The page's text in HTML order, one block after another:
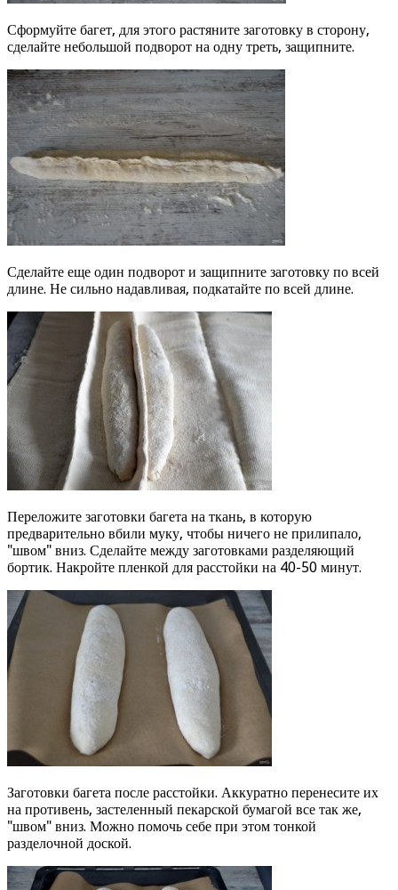
Сформуйте багет, для этого растяните заготовку в сторону,
сделайте небольшой подворот на одну треть, защипните.
Сделайте еще один подворот и защипните заготовку по всей
длине. Не сильно надавливая, подкатайте по всей длине.
Переложите заготовки багета на ткань, в которую
предварительно вбили муку, чтобы ничего не прилипало,
"швом" вниз. Сделайте между заготовками разделяющий
бортик. Накройте пленкой для расстойки на 40-50 минут.
Заготовки багета после расстойки. Аккуратно перенесите их
на противень, застеленный пекарской бумагой все так же,
"швом" вниз. Можно помочь себе при этом тонкой
разделочной доской.